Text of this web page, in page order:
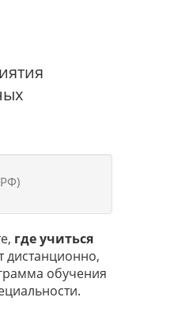
где учиться
дистанционно,
обучения